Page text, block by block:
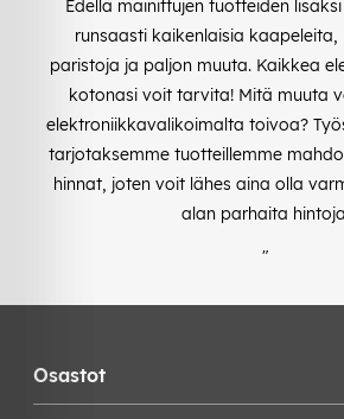
Edellä mainittujen tuotteiden
runsaasti kaikenlaisia kaapeleita,
paristoja ja paljon muuta. Kaikkea
kotonasi voit tarvita! Mitä muuta
elektroniikkavalikoimalta toivoa?
tarjotaksemme tuotteillemme
hinnat, joten voit lähes aina olla
alan parhaita
"
Osastot